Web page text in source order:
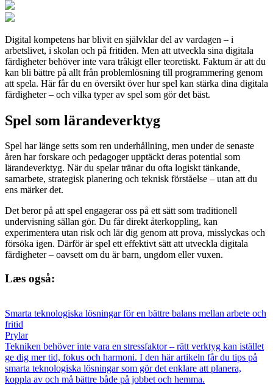
Digital kompetens har blivit en självklar del av vardagen – i
arbetslivet, i skolan och på fritiden. Men att utveckla sina digitala
färdigheter behöver inte vara tråkigt eller teoretiskt. Faktum är att du
kan bli bättre på allt från problemlösning till programmering genom
att spela. Här får du en översikt över hur spel kan stärka dina digitala
färdigheter – och vilka typer av spel som gör det bäst.
Spel som lärandeverktyg
Spel har länge setts som ren underhållning, men under de senaste
åren har forskare och pedagoger upptäckt deras potential som
lärandeverktyg. När du spelar tränar du ofta logiskt tänkande,
samarbete, strategisk planering och teknisk förståelse – utan att du
ens märker det.
Det beror på att spel engagerar oss på ett sätt som traditionell
undervisning sällan gör. Du får direkt återkoppling, kan
experimentera utan risk och lär dig genom att prova, misslyckas och
försöka igen. Därför är spel ett effektivt sätt att utveckla digitala
färdigheter – oavsett om du är barn, ungdom eller vuxen.
Læs også:
Smarta teknologiska lösningar för en bättre balans mellan arbete och
fritid
Prylar
Tekniken behöver inte vara en stressfaktor – rätt verktyg kan istället
ge dig mer tid, fokus och harmoni. I den här artikeln får du tips på
smarta teknologiska lösningar som gör det enklare att planera,
koppla av och må bättre både på jobbet och hemma.